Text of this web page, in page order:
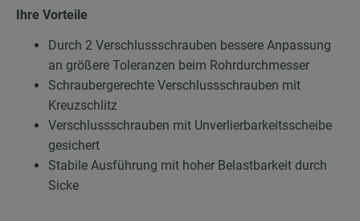
Ihre Vorteile
Durch 2 Verschlussschrauben bessere Anpassung
an größere Toleranzen beim Rohrdurchmesser
Schraubergerechte Verschlussschrauben mit
Kreuzschlitz
Verschlussschrauben mit Unverlierbarkeitsscheibe
gesichert
Stabile Ausführung mit hoher Belastbarkeit durch
Sicke